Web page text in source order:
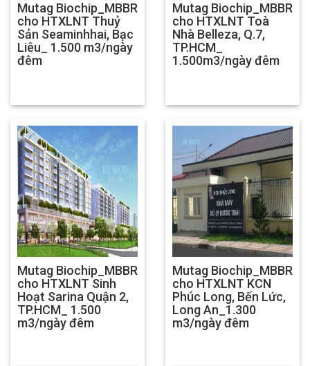
Mutag Biochip_MBBR
cho HTXLNT Thuỷ
Sản Seaminhhai, Bạc
Liêu_ 1.500 m3/ngày
đêm
Mutag Biochip_MBBR
cho HTXLNT Toà
Nhà Belleza, Q.7,
TP.HCM_
1.500m3/ngày đêm
Mutag Biochip_MBBR
cho HTXLNT Sinh
Hoạt Sarina Quận 2,
TP.HCM_ 1.500
m3/ngày đêm
Mutag Biochip_MBBR
cho HTXLNT KCN
Phúc Long, Bến Lức,
Long An_1.300
m3/ngày đêm